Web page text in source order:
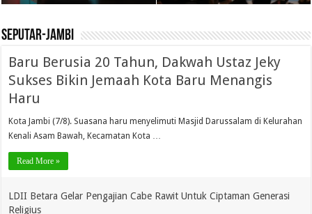
seputar-jambi
Baru Berusia 20 Tahun, Dakwah Ustaz Jeky
Sukses Bikin Jemaah Kota Baru Menangis
Haru
Kota Jambi (7/8). Suasana haru menyelimuti Masjid Darussalam di Kelurahan
Kenali Asam Bawah, Kecamatan Kota …
Read More »
LDII Betara Gelar Pengajian Cabe Rawit Untuk Ciptaman Generasi
Religius